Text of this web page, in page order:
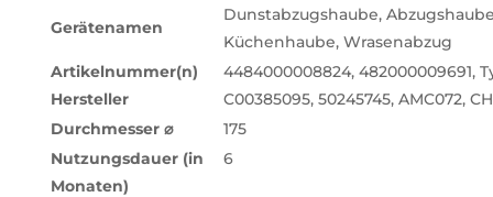
Gerätenamen
‎Dunstabzugshaube,
Küchenhaube, Wrasenabzug
Artikelnummer(n)
Hersteller
4484000008824, 482000009691,
C00385095, 50245745, AMC072,
Durchmesser ⌀
175
Nutzungsdauer (in
Monaten)
6